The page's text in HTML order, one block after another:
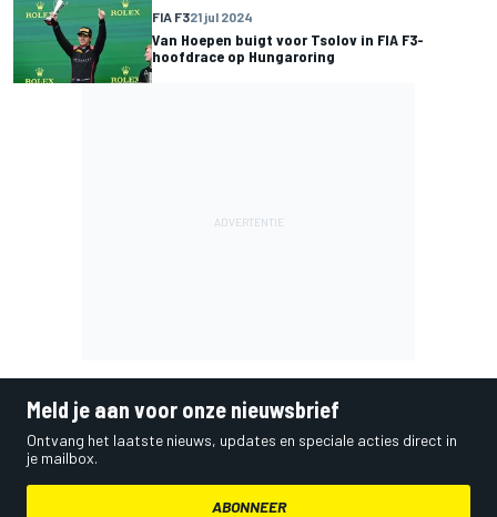
FIA F321 jul 2024
Van Hoepen buigt voor Tsolov in FIA F3-
hoofdrace op Hungaroring
Meld je aan voor onze nieuwsbrief
Ontvang het laatste nieuws, updates en speciale acties direct in
je mailbox.
ABONNEER